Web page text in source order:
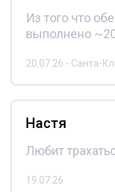
Из того что
выполнено
20.07.26 - Санта-
Настя
Любит
19.07.26